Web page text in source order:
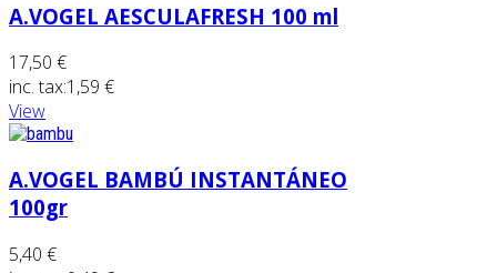
A.VOGEL AESCULAFRESH 100 ml
17,50 €
inc. tax:1,59 €
View
A.VOGEL BAMBÚ INSTANTÁNEO
100gr
5,40 €